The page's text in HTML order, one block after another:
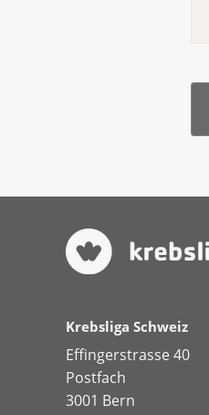
Krebsliga Schweiz
Effingerstrasse 40
Postfach
3001 Bern